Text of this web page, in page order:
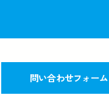
問い合わせフォーム